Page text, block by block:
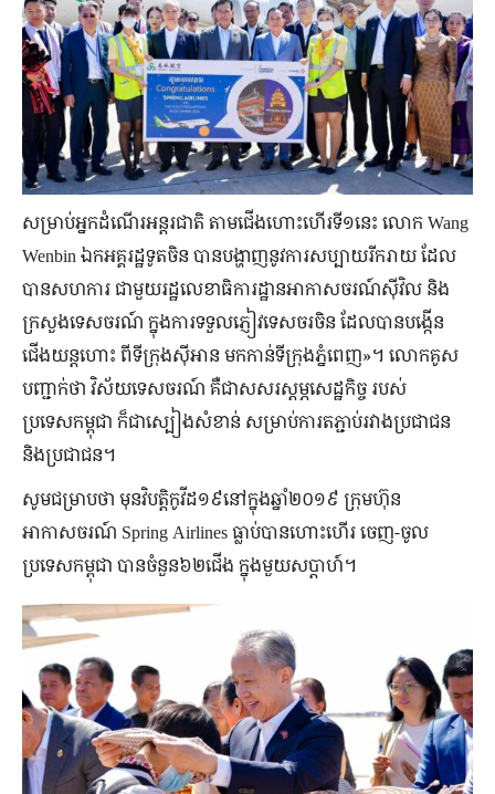
សម្រាប់អ្នកដំណើរអន្តរជាតិ តាមជើងហោះហើរទី១នេះ លោក Wang
Wenbin ឯកអគ្គរដ្ឋទូតចិន បានបង្ហាញនូវការសប្បាយរីករាយ ដែល
បានសហការ ជាមួយរដ្ឋលេខាធិការដ្ឋានអាកាសចរណ៍ស៊ីវិល និង
ក្រសួងទេសចរណ៍ ក្នុងការទទួលភ្ញៀវទេសចរចិន ដែលបានបង្កើន
ជើងយន្ដហោះ ពីទីក្រុងស៊ីអាន មកកាន់ទីក្រុងភ្នំពេញ»។ លោកគូស
បញ្ជាក់ថា វិស័យទេសចរណ៍ គឺជាសសរស្ដម្ភសេដ្ឋកិច្ច របស់
ប្រទេសកម្ពុជា ក៏ជាស្បៀងសំខាន់ សម្រាប់ការតភ្ជាប់រវាងប្រជាជន
និងប្រជាជន។
សូមជម្រាបថា មុនវិបត្តិកូវីដ១៩នៅក្នុងឆ្នាំ២០១៩ ក្រុមហ៊ុន
អាកាសចរណ៍ Spring Airlines ធ្លាប់បានហោះហើរ ចេញ-ចូល
ប្រទេសកម្ពុជា បានចំនួន៦២ជើង ក្នុងមួយសប្ដាហ៍។